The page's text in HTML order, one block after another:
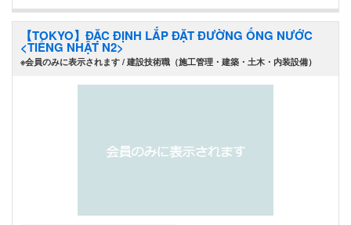
【TOKYO】ĐẶC ĐỊNH LẮP ĐẶT ĐƯỜNG ỐNG NƯỚC
<TIẾNG NHẬT N2>
※会員のみに表示されます / 建設技術職（施工管理・建築・土木・内装設備）